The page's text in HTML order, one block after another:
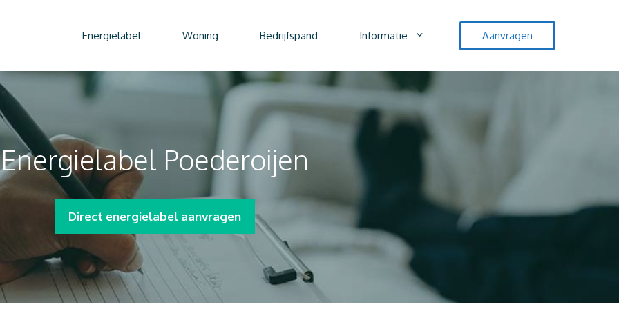
Energielabel Woning Bedrijfspand Informatie Aanvragen
Energielabel Poederoijen
Direct energielabel aanvragen